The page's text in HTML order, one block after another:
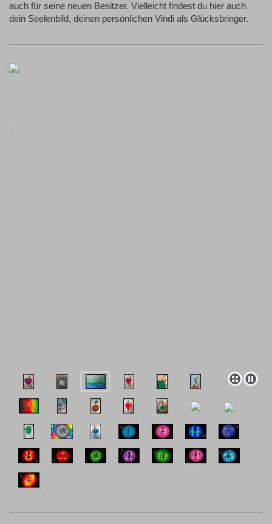
auch für seine neuen Besitzer. Vielleicht findest du hier auch
dein Seelenbild, deinen persönlichen Vindi als Glücksbringer.